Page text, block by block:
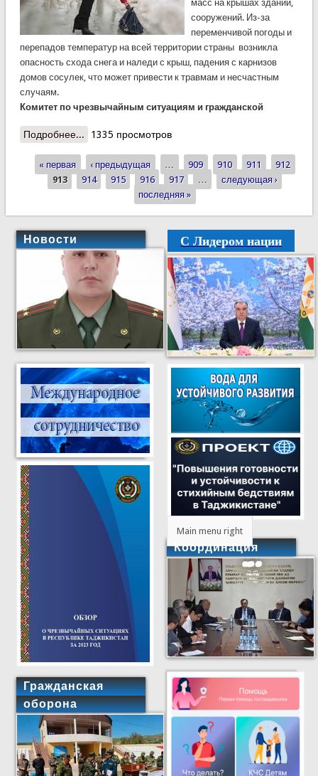
масс на крышах зданий,
сооружений. Из-за
переменчивой погоды и
перепадов температур на всей территории страны возникла
опасность схода снега и наледи с крыш, падения с карнизов
домов сосулек, что может привести к травмам и несчастным
случаям.
Комитет по чрезвычайным ситуациям и гражданской
Подробнее... о КЧС предупреждает: остерегайтесь падения
сохраняется!
1335 просмотров
Страницы
« первая ‹ предыдущая … 909 910 911
912
913
914 915 916 917 …
следующая ›
последняя »
Новости
Гражданская
оборона
С Лидером нации
Main menu right
Координация